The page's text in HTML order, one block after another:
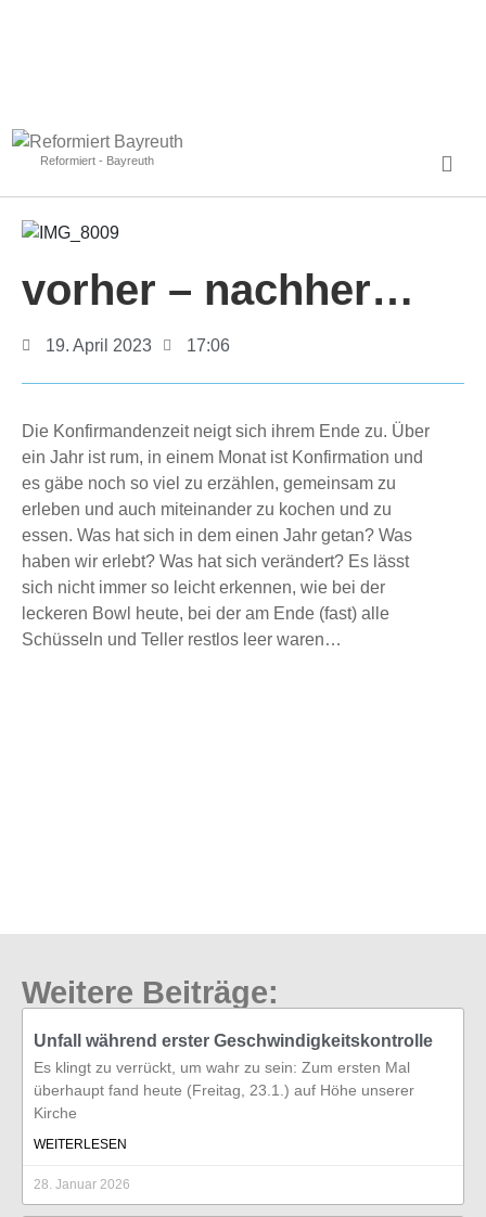
Reformiert - Bayreuth
vorher – nachher…
19. April 2023 17:06
Die Konfirmandenzeit neigt sich ihrem Ende zu. Über
ein Jahr ist rum, in einem Monat ist Konfirmation und
es gäbe noch so viel zu erzählen, gemeinsam zu
erleben und auch miteinander zu kochen und zu
essen. Was hat sich in dem einen Jahr getan? Was
haben wir erlebt? Was hat sich verändert? Es lässt
sich nicht immer so leicht erkennen, wie bei der
leckeren Bowl heute, bei der am Ende (fast) alle
Schüsseln und Teller restlos leer waren…
Weitere Beiträge:
Unfall während erster Geschwindigkeitskontrolle
Es klingt zu verrückt, um wahr zu sein: Zum ersten Mal
überhaupt fand heute (Freitag, 23.1.) auf Höhe unserer
Kirche
WEITERLESEN
28. Januar 2026